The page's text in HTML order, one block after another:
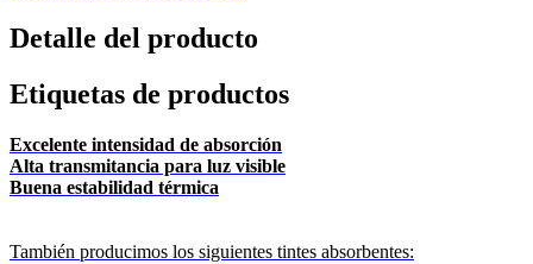
Detalle del producto
Etiquetas de productos
Excelente intensidad de absorción
Alta transmitancia para luz visible
Buena estabilidad térmica
También producimos los siguientes tintes absorbentes: